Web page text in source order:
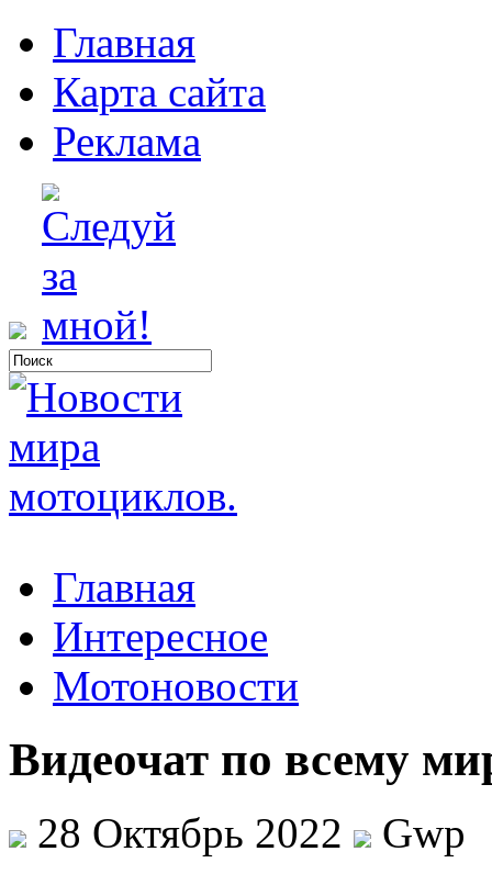
Главная
Карта сайта
Реклама
Главная
Интересное
Мотоновости
Видеочат по всему
28 Октябрь 2022
Gwp